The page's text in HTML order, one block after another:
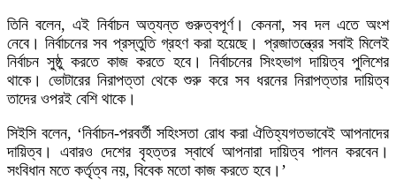
তিনি বলেন, এই নির্বাচন অত্যন্ত গুরুত্বপূর্ণ। কেননা, সব দল এতে অংশ
নেবে। নির্বাচনের সব প্রস্তুতি গ্রহণ করা হয়েছে। প্রজাতন্ত্রের সবাই মিলেই
নির্বাচন সুষ্ঠু করতে কাজ করতে হবে। নির্বাচনের সিংহভাগ দায়িত্ব পুলিশের
থাকে। ভোটারের নিরাপত্তা থেকে শুরু করে সব ধরনের নিরাপত্তার দায়িত্ব
তাদের ওপরই বেশি থাকে।
সিইসি বলেন, ‘নির্বাচন-পরবর্তী সহিংসতা রোধ করা ঐতিহ্যগতভাবেই আপনাদের
দায়িত্ব। এবারও দেশের বৃহত্তর স্বার্থে আপনারা দায়িত্ব পালন করবেন।
সংবিধান মতে কর্তৃত্ব নয়, বিবেক মতো কাজ করতে হবে।’